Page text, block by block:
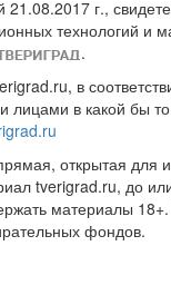
г.,
технологий
.
в
в какой бы
открытая
tverigrad.ru, до
материалы
фондов.